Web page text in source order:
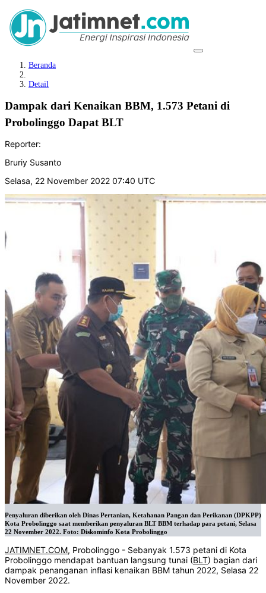
Beranda
Detail
Dampak dari Kenaikan BBM, 1.573 Petani di
Probolinggo Dapat BLT
Reporter:
Bruriy Susanto
Selasa, 22 November 2022 07:40 UTC
Penyaluran diberikan oleh Dinas Pertanian, Ketahanan Pangan dan Perikanan (DPKPP)
Kota Probolinggo saat memberikan penyaluran BLT BBM terhadap para petani, Selasa
22 November 2022. Foto: Diskominfo Kota Probolinggo
JATIMNET.COM, Probolinggo - Sebanyak 1.573 petani di Kota
Probolinggo mendapat bantuan langsung tunai (BLT) bagian dari
dampak penanganan inflasi kenaikan BBM tahun 2022, Selasa 22
November 2022.